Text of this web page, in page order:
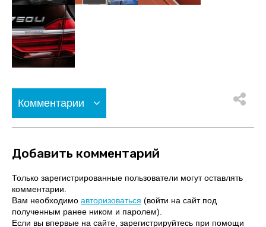
Комментарии
Добавить комментарий
Только зарегистрированные пользователи могут оставлять
комментарии.
Вам необходимо авторизоваться (войти на сайт под
полученным ранее ником и паролем).
Если вы впервые на сайте, зарегистрируйтесь при помощи